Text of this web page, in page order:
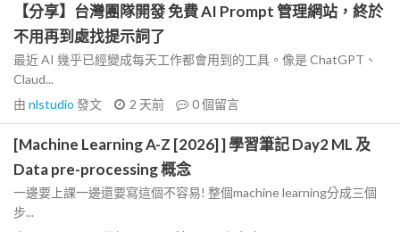
【分享】台灣團隊開發 免費 AI Prompt 管理網站，終於
不用再到處找提示詞了
最近 AI 幾乎已經變成每天工作都會用到的工具。像是 ChatGPT、
Claud...
由 nlstudio 發文 2 天前 0個留言
[Machine Learning A-Z [2026] ] 學習筆記 Day2 ML 及
Data pre-processing 概念
一邊要上課一邊還要寫這個不容易! 整個machine learning分成三個
步...